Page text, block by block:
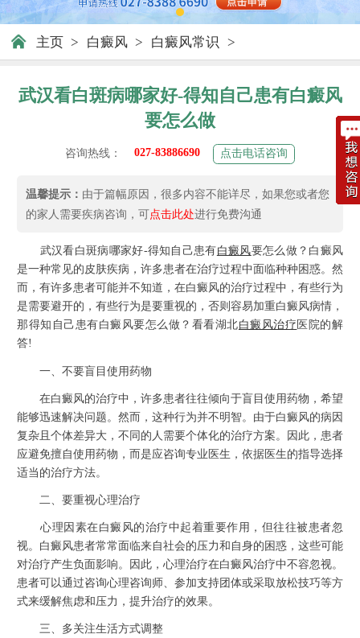
主页 > 白癜风 > 白癜风常识 >
武汉看白斑病哪家好-得知自己患有白癜风
要怎么做
咨询热线： 027-83886690 点击电话咨询
温馨提示： 由于篇幅原因，很多内容不能详尽，如果您或者您
的家人需要疾病咨询，可点击此处进行免费沟通
武汉看白斑病哪家好-得知自己患有白癜风要怎么做？白癜风
是一种常见的皮肤疾病，许多患者在治疗过程中面临种种困惑。然
而，有许多患者可能并不知道，在白癜风的治疗过程中，有些行为
是需要避开的，有些行为是要重视的，否则容易加重白癜风病情，
那得知自己患有白癜风要怎么做？看看湖北白癜风治疗 医院的解
答!
一、不要盲目使用药物
在白癜风的治疗中，许多患者往往倾向于盲目使用药物，希望
能够迅速解决问题。然而，这种行为并不明智。由于白癜风的病因
复杂且个体差异大，不同的人需要个体化的治疗方案。因此，患者
应避免擅自使用药物，而是应咨询专业医生，依据医生的指导选择
适当的治疗方法。
二、要重视心理治疗
心理因素在白癜风的治疗中起着重要作用，但往往被患者忽
视。白癜风患者常常面临来自社会的压力和自身的困惑，这些可能
对治疗产生负面影响。因此，心理治疗在白癜风治疗中不容忽视。
患者可以通过咨询心理咨询师、参加支持团体或采取放松技巧等方
式来缓解焦虑和压力，提升治疗的效果。
三、多关注生活方式调整